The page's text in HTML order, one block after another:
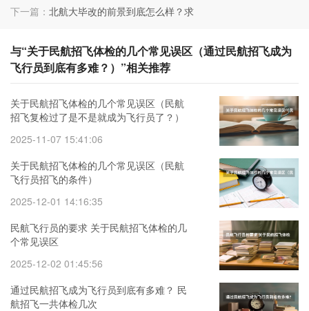
下一篇： 北航大毕改的前景到底怎么样？求
与“关于民航招飞体检的几个常见误区（通过民航招飞成为
飞行员到底有多难？）”相关推荐
关于民航招飞体检的几个常见误区（民航
招飞复检过了是不是就成为飞行员了？）
2025-11-07 15:41:06
关于民航招飞体检的几个常见误区（民航
飞行员招飞的条件）
2025-12-01 14:16:35
民航飞行员的要求 关于民航招飞体检的几
个常见误区
2025-12-02 01:45:56
通过民航招飞成为飞行员到底有多难？ 民
航招飞一共体检几次